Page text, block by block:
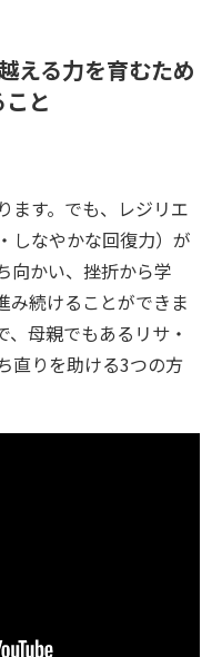
える力を育むため
と
ます。でも、レジリエ
しなやかな回復力）が
向かい、挫折から学
み続けることができま
母親でもあるリサ・
直りを助ける3つの方